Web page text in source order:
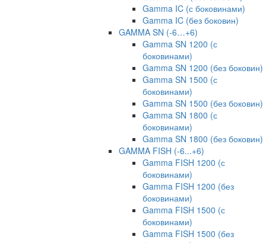
Gamma IC (с боковинами)
Gamma IC (без боковин)
GAMMA SN (-6…+6)
Gamma SN 1200 (с
боковинами)
Gamma SN 1200 (без боковин)
Gamma SN 1500 (с
боковинами)
Gamma SN 1500 (без боковин)
Gamma SN 1800 (с
боковинами)
Gamma SN 1800 (без боковин)
GAMMA FISH (-6...+6)
Gamma FISH 1200 (с
боковинами)
Gamma FISH 1200 (без
боковинами)
Gamma FISH 1500 (с
боковинами)
Gamma FISH 1500 (без